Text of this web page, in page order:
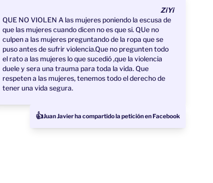
ZiYi
QUE NO VIOLEN A las mujeres poniendo la escusa de
que las mujeres cuando dicen no es que si. QUe no
culpen a las mujeres preguntando de la ropa que se
puso antes de sufrir violencia.Que no pregunten todo
el rato a las mujeres lo que sucedió ,que la violencia
duele y sera una trauma para toda la vida. Que
respeten a las mujeres, tenemos todo el derecho de
tener una vida segura.
👍Juan Javier ha compartido la petición en Facebook